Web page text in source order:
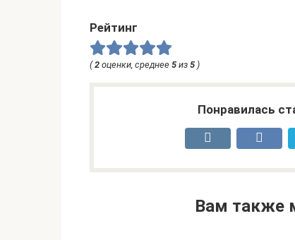
Рейтинг
(2 оценки, среднее 5 из 5 )
Понравилась
Вам также